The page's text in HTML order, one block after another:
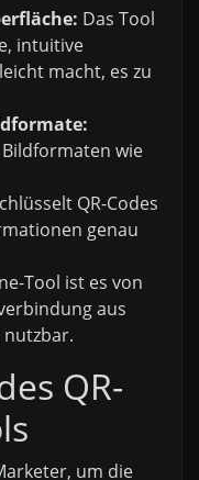
Das Tool
intuitive
macht, es zu
wie
QR-Codes
genau
Tool ist es von
aus
QR-
um die